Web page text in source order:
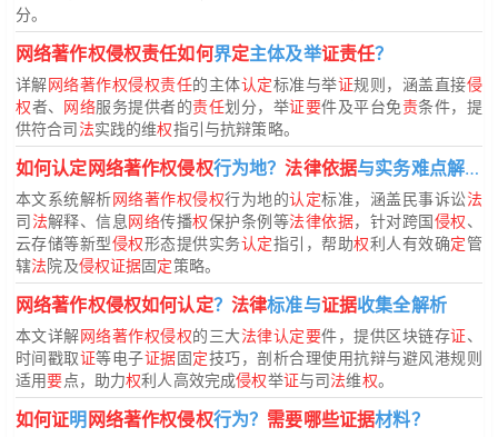
分。
网络著作权侵权责任如何界定主体及举证责任？
详解网络著作权侵权责任的主体认定标准与举证规则，涵盖直接侵
权者、 网络服务提供者的责任划分，举证要件及平台免责条件，提
供符合司法实践的维权指引与抗辩策略。
如何认定网络著作权侵权行为地？法律依据与实务难点解析
本文系统解析网络著作权侵权行为地的认定标准，涵盖民事诉讼法
司法解释、信息网络传播权保护条例等法律依据，针对跨国侵权、
云存储等新型侵权形态提供实务认定指引，帮助权利人有效确定管
辖法院及侵权证据固定策略。
网络著作权侵权如何认定？ 法律标准与证据收集全解析
本文详解网络著作权侵权的三大法律认定要件，提供区块链存证、
时间戳取证等电子证据固定技巧，剖析合理使用抗辩与避风港规则
适用要点，助力权利人高效完成侵权举证与司法维权。
如何证明网络著作权侵权行为？ 需要哪些证据材料？